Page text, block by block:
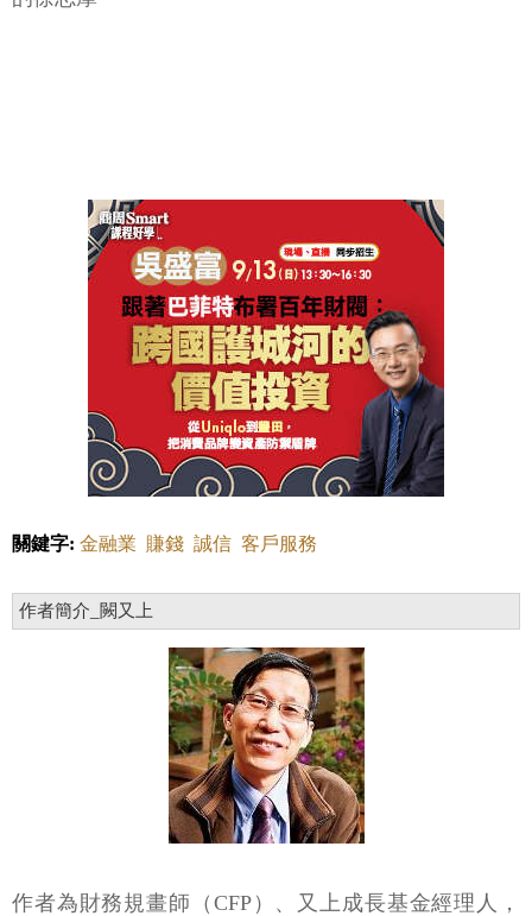
關鍵字: 金融業 賺錢 誠信 客戶服務
作者簡介_闕又上
作者為財務規畫師（CFP）、又上成長基金經理人，